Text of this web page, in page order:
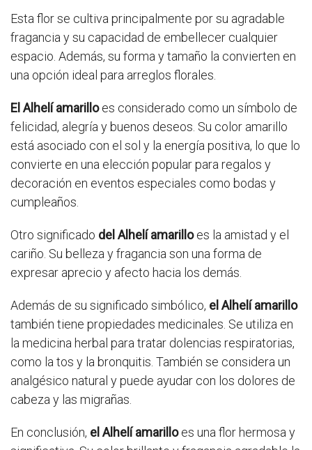
Esta flor se cultiva principalmente por su agradable
fragancia y su capacidad de embellecer cualquier
espacio. Además, su forma y tamaño la convierten en
una opción ideal para arreglos florales.
El Alhelí amarilloes considerado como un símbolo de
felicidad, alegría y buenos deseos. Su color amarillo
está asociado con el sol y la energía positiva, lo que lo
convierte en una elección popular para regalos y
decoración en eventos especiales como bodas y
cumpleaños.
Otro significado del Alhelí amarilloes la amistad y el
cariño. Su belleza y fragancia son una forma de
expresar aprecio y afecto hacia los demás.
Además de su significado simbólico, el Alhelí amarillo
también tiene propiedades medicinales. Se utiliza en
la medicina herbal para tratar dolencias respiratorias,
como la tos y la bronquitis. También se considera un
analgésico natural y puede ayudar con los dolores de
cabeza y las migrañas.
En conclusión, el Alhelí amarilloes una flor hermosa y